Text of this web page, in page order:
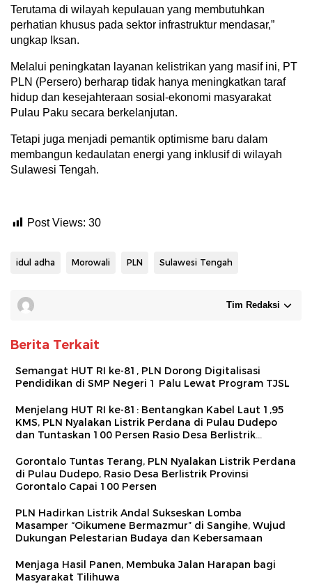
Terutama di wilayah kepulauan yang membutuhkan
perhatian khusus pada sektor infrastruktur mendasar,”
ungkap Iksan.
Melalui peningkatan layanan kelistrikan yang masif ini, PT
PLN (Persero) berharap tidak hanya meningkatkan taraf
hidup dan kesejahteraan sosial-ekonomi masyarakat
Pulau Paku secara berkelanjutan.
Tetapi juga menjadi pemantik optimisme baru dalam
membangun kedaulatan energi yang inklusif di wilayah
Sulawesi Tengah.
Post Views: 30
idul adha Morowali PLN Sulawesi Tengah
Tim Redaksi
Berita Terkait
Semangat HUT RI ke-81, PLN Dorong Digitalisasi
Pendidikan di SMP Negeri 1 Palu Lewat Program TJSL
Menjelang HUT RI ke-81: Bentangkan Kabel Laut 1,95
KMS, PLN Nyalakan Listrik Perdana di Pulau Dudepo
dan Tuntaskan 100 Persen Rasio Desa Berlistrik
Gorontalo Tuntas Terang, PLN Nyalakan Listrik Perdana
di Pulau Dudepo, Rasio Desa Berlistrik Provinsi
Gorontalo Capai 100 Persen
PLN Hadirkan Listrik Andal Sukseskan Lomba
Masamper “Oikumene Bermazmur” di Sangihe, Wujud
Dukungan Pelestarian Budaya dan Kebersamaan
Menjaga Hasil Panen, Membuka Jalan Harapan bagi
Masyarakat Tilihuwa